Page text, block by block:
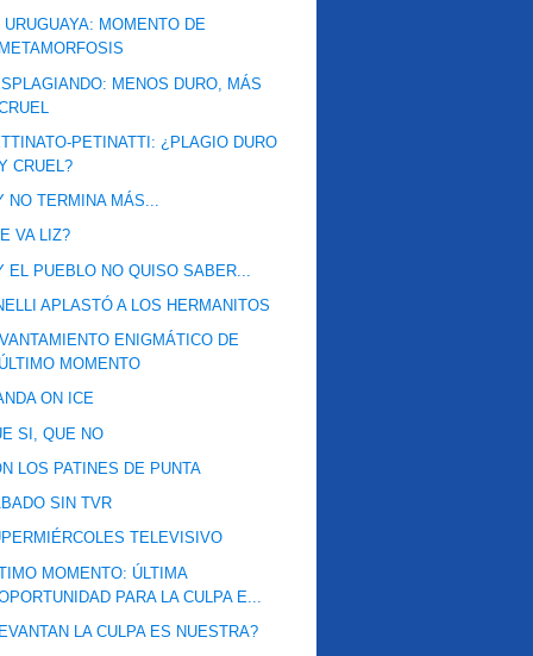
URUGUAYA: MOMENTO DE
MENOS DURO, MÁS
PETINATTI: ¿PLAGIO DURO
CRUEL?
NO TERMINA MÁS...
VA LIZ?
EL PUEBLO NO QUISO SABER...
APLASTÓ A LOS HERMANITOS
ENIGMÁTICO DE
MOMENTO
ON ICE
SI, QUE NO
LOS PATINES DE PUNTA
SIN TVR
TELEVISIVO
MOMENTO: ÚLTIMA
PARA LA CULPA E...
LA CULPA ES NUESTRA?